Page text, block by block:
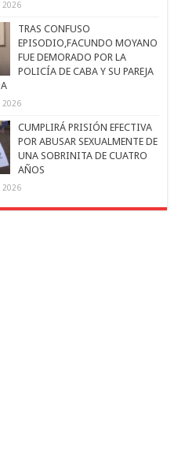
TRAS CONFUSO
EPISODIO,FACUNDO MOYANO
FUE DEMORADO POR LA
POLICÍA DE CABA Y SU PAREJA
CUMPLIRÁ PRISIÓN EFECTIVA
POR ABUSAR SEXUALMENTE DE
UNA SOBRINITA DE CUATRO
AÑOS